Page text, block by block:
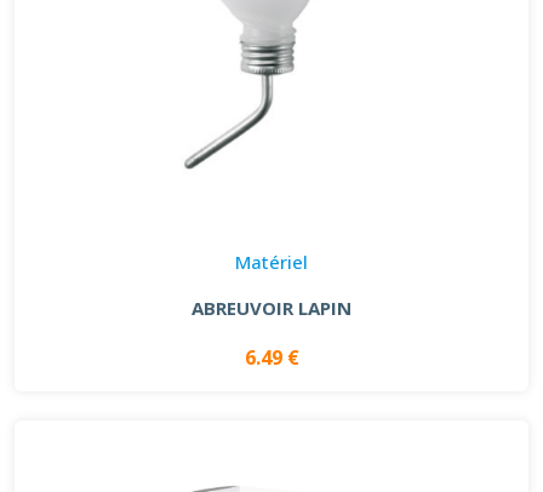
Matériel
ABREUVOIR LAPIN
6.49 €